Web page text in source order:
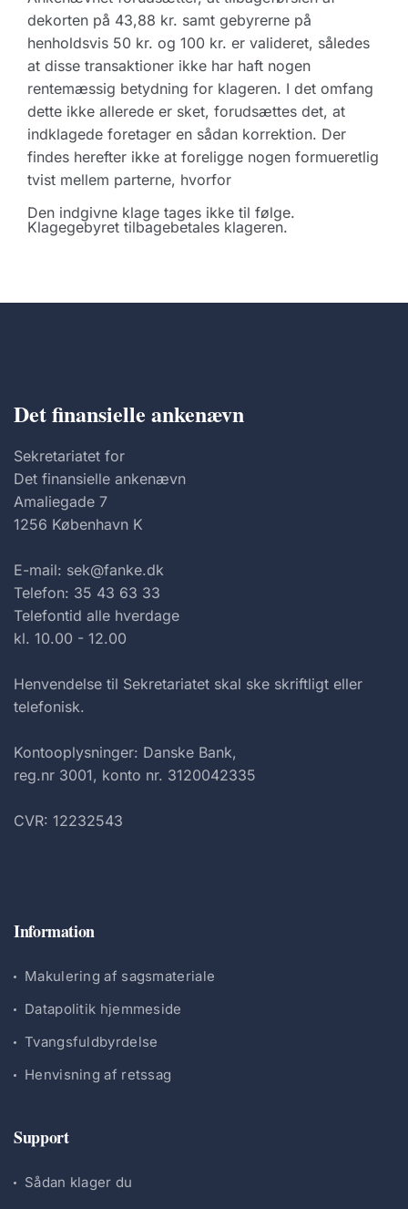
dekorten på 43,88 kr. samt gebyrerne på
henholdsvis 50 kr. og 100 kr. er valideret, således
at disse transaktioner ikke har haft nogen
rentemæssig betydning for klageren. I det omfang
dette ikke allerede er sket, forudsættes det, at
indklagede foretager en sådan korrektion. Der
findes herefter ikke at foreligge nogen formueretlig
tvist mellem parterne, hvorfor
Den indgivne klage tages ikke til følge.
Klagegebyret tilbagebetales klageren.
Det finansielle ankenævn
Sekretariatet for
Det finansielle ankenævn
Amaliegade 7
1256 København K
E-mail: sek@fanke.dk
Telefon: 35 43 63 33
Telefontid alle hverdage
kl. 10.00 - 12.00
Henvendelse til Sekretariatet skal ske skriftligt eller
telefonisk.
Kontooplysninger: Danske Bank,
reg.nr 3001, konto nr. 3120042335
CVR: 12232543
Information
Makulering af sagsmateriale
Datapolitik hjemmeside
Tvangsfuldbyrdelse
Henvisning af retssag
Support
Sådan klager du